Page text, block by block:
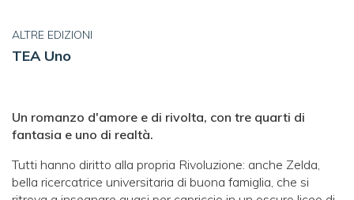
ALTRE EDIZIONI
TEA Uno
Un romanzo d'amore e di rivolta, con tre quarti di
fantasia e uno di realtà.
Tutti hanno diritto alla propria Rivoluzione: anche Zelda,
bella ricercatrice universitaria di buona famiglia, che si